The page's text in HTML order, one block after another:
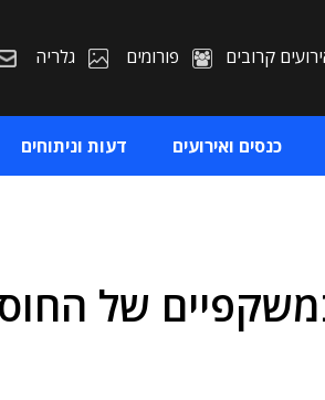
קרובים פורומים גלריה
כנסים ואירועים דעות וניתוחים
במשקפיים של